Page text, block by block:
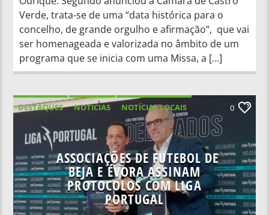
Verde, trata-se de uma “data histórica para o
concelho, de grande orgulho e afirmação”, que vai
ser homenageada e valorizada no âmbito de um
programa que se inicia com uma Missa, a […]
DESTAQUES NOTICIAS
NOTÍCIAS LOCAIS
NOTÍCIAS NACIONAIS
0
ASSOCIAÇÕES DE FUTEBOL DE
BEJA E ÉVORA ASSINAM
PROTOCOLOS COM LIGA
PORTUGAL